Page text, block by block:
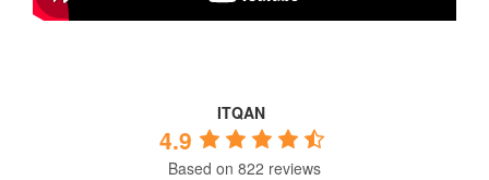
ITQAN
4.9
Based on 822 reviews